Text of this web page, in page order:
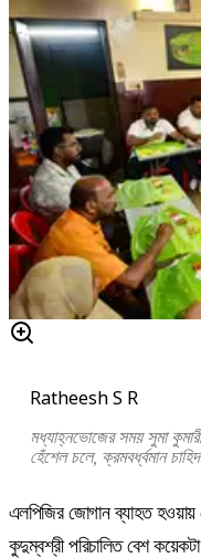
Ratheesh S R
মধ্যাহ্নভোজের সময় সুমা
হেঁশেল চলে, ক্রমবর্ধ্বমান
এলপিজির জোগান ব্যাহত
কুদুম্বশ্রী পরিচালিত বেশ